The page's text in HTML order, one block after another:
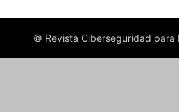
© Revista Ciberseguridad para